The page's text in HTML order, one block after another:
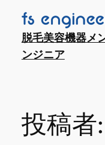
脱毛美容機器メ
ンジニア
投稿者: